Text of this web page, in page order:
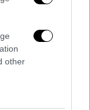
other
πάει
έγινε
ακριβώς